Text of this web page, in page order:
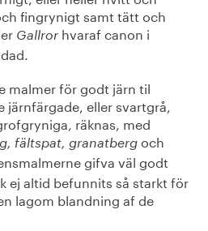
fingrynigt samt tätt och
Gallror hvaraf canon i
för godt järn til
eller svartgrå,
räknas, med
fältspat, granatberg och
gifva väl godt
ej altid befunnits så starkt för
lagom blandning af de